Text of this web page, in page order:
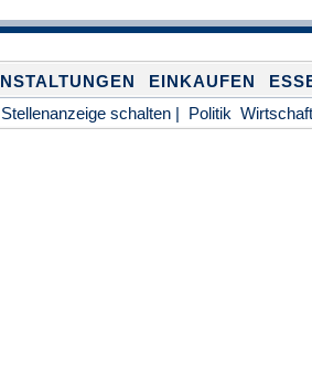
EINKAUFEN
schalten | Politik Wirtschaft